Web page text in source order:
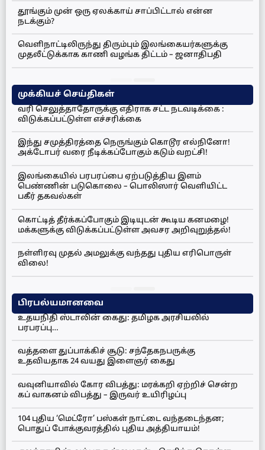
தூங்கும் முன் ஒரு ஏலக்காய் சாப்பிட்டால் என்ன
நடக்கும்?
வெளிநாட்டிலிருந்து திரும்பும் இலங்கையர்களுக்கு
முதலீட்டுக்காக காணி வழங்க திட்டம் – ஜனாதிபதி
முக்கியச் செய்திகள்
வரி செலுத்தாதோருக்கு எதிராக சட்ட நடவடிக்கை :
விடுக்கப்பட்டுள்ள எச்சரிக்கை
இந்து சமுத்திரத்தை நெருங்கும் கொடூர எல்நினோ!
அக்டோபர் வரை நீடிக்கப்போகும் கடும் வறட்சி!
இலங்கையில் பரபரப்பை ஏற்படுத்திய இளம்
பெண்ணின் படுகொலை – பொலிஸார் வெளியிட்ட
பகீர் தகவல்கள்
கொட்டித் தீர்க்கப்போகும் இடியுடன் கூடிய கனமழை!
மக்களுக்கு விடுக்கப்பட்டுள்ள அவசர அறிவுறுத்தல்!
நள்ளிரவு முதல் அமலுக்கு வந்தது புதிய எரிபொருள்
விலை!
பிரபல்யமானவை
உதயநிதி ஸ்டாலின் கைது: தமிழக அரசியலில்
பரபரப்பு…
வத்தளை துப்பாக்கிச் சூடு: சந்தேகநபருக்கு
உதவியதாக 24 வயது இளைஞர் கைது
வவுனியாவில் கோர விபத்து: மரக்கறி ஏற்றிச் சென்ற
கப் வாகனம் விபத்து – இருவர் உயிரிழப்பு
104 புதிய ‘மெட்ரோ’ பஸ்கள் நாட்டை வந்தடைந்தன;
பொதுப் போக்குவரத்தில் புதிய அத்தியாயம்!